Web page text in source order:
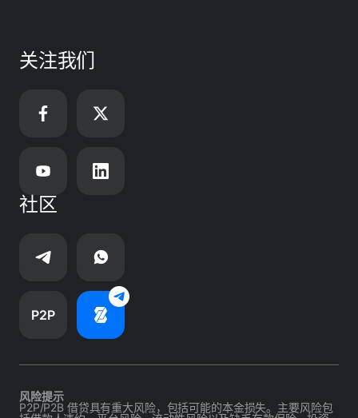
关注我们
社区
P2P
风险提示
P2P/P2B 借贷具有重大风险，包括可能的本金损失。主要风险包